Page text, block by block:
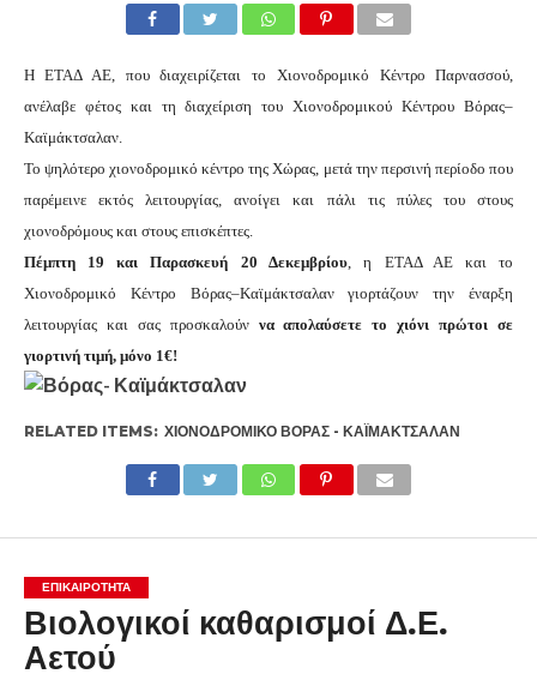
Η ΕΤΑΔ ΑΕ, που διαχειρίζεται το Χιονοδρομικό Κέντρο Παρνασσού,
ανέλαβε φέτος και τη διαχείριση του Χιονοδρομικού Κέντρου Βόρας–
Καϊμάκτσαλαν.
Το ψηλότερο χιονοδρομικό κέντρο της Χώρας, μετά την περσινή περίοδο που
παρέμεινε εκτός λειτουργίας, ανοίγει και πάλι τις πύλες του στους
χιονοδρόμους και στους επισκέπτες.
Πέμπτη 19 και Παρασκευή 20 Δεκεμβρίου, η ΕΤΑΔ ΑΕ και το
Χιονοδρομικό Κέντρο Βόρας–Καϊμάκτσαλαν γιορτάζουν την έναρξη
λειτουργίας και σας προσκαλούν να απολαύσετε το χιόνι πρώτοι σε
γιορτινή τιμή, μόνο 1€!
RELATED ITEMS: ΧΙΟΝΟΔΡΟΜΙΚΌ ΒΌΡΑΣ - ΚΑΪΜΆΚΤΣΑΛΑΝ
ΕΠΙΚΑΙΡΟΤΗΤΑ
Βιολογικοί καθαρισμοί Δ.Ε.
Αετού